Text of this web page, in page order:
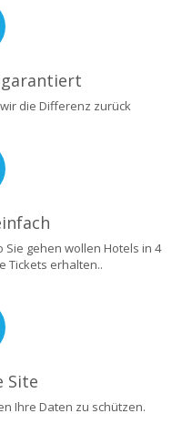
garantiert
die Differenz zurück
gehen wollen Hotels in 4
Tickets erhalten..
Site
Ihre Daten zu schützen.